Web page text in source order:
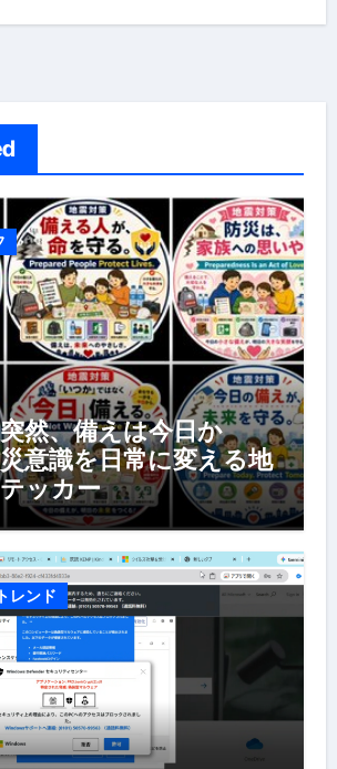
然、備えは今日か
意識を日常に変える地
ッカー
レンド